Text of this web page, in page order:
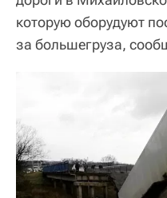
которую оборудуют
за большегруза,